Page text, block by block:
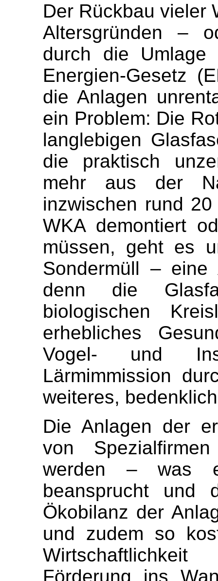
Der Rückbau vieler
Altersgründen –
durch die Umlage
Energien-Gesetz
die Anlagen
ein Problem: Die
langlebigen
die praktisch
mehr aus der
inzwischen rund
WKA demontiert
müssen, geht es
Sondermüll –
denn die
biologischen
erhebliches
Vogel- und
Lärmimmission
weiteres,
Die Anlagen der
von
werden – was
beansprucht und
Ökobilanz der
und zudem so
Förderung ins